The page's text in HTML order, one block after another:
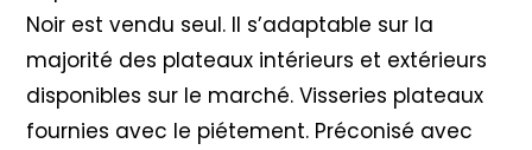
Noir est vendu seul. Il s’adaptable sur la
majorité des plateaux intérieurs et extérieurs
disponibles sur le marché. Visseries plateaux
fournies avec le piétement. Préconisé avec